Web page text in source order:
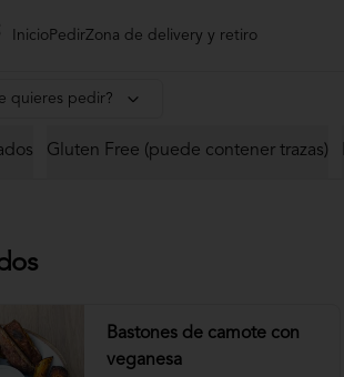
InicioPedirZona de delivery y retiro
quieres pedir?
Gluten Free (puede contener trazas)
Bastones de camote con
veganesa